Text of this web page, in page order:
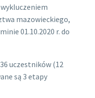
mazowieckiego,
01.10.2020 r. do
uczestników (12
są 3 etapy